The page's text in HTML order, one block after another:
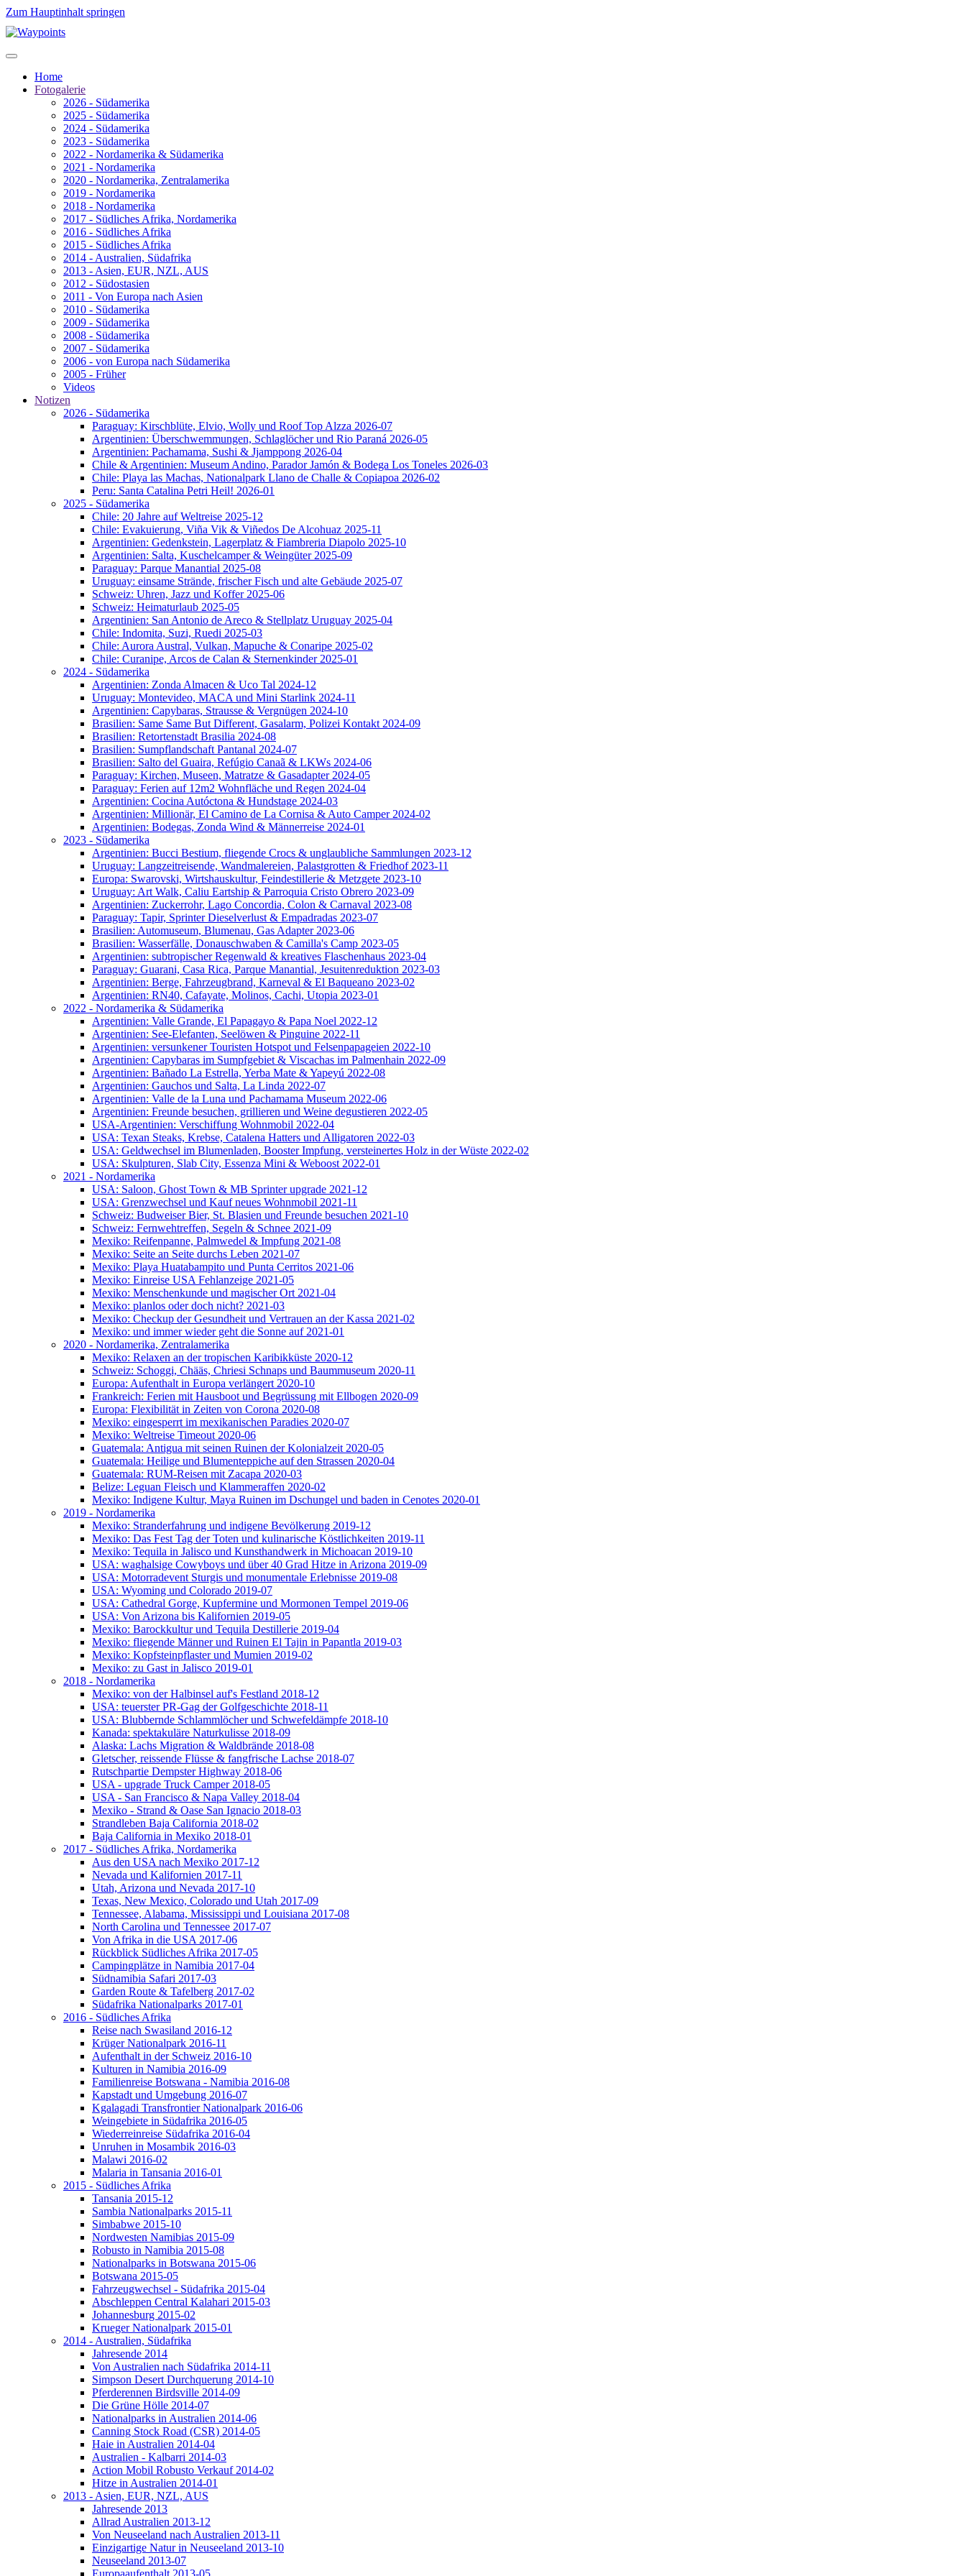
Zum Hauptinhalt springen
Home
Fotogalerie
2026 - Südamerika
2025 - Südamerika
2024 - Südamerika
2023 - Südamerika
2022 - Nordamerika & Südamerika
2021 - Nordamerika
2020 - Nordamerika, Zentralamerika
2019 - Nordamerika
2018 - Nordamerika
2017 - Südliches Afrika, Nordamerika
2016 - Südliches Afrika
2015 - Südliches Afrika
2014 - Australien, Südafrika
2013 - Asien, EUR, NZL, AUS
2012 - Südostasien
2011 - Von Europa nach Asien
2010 - Südamerika
2009 - Südamerika
2008 - Südamerika
2007 - Südamerika
2006 - von Europa nach Südamerika
2005 - Früher
Videos
Notizen
2026 - Südamerika
Paraguay: Kirschblüte, Elvio, Wolly und Roof Top Alzza 2026-07
Argentinien: Überschwemmungen, Schlaglöcher und Rio Paraná 2026-05
Argentinien: Pachamama, Sushi & Jjamppong 2026-04
Chile & Argentinien: Museum Andino, Parador Jamón & Bodega Los Toneles 2026-03
Chile: Playa las Machas, Nationalpark Llano de Challe & Copiapoa 2026-02
Peru: Santa Catalina Petri Heil! 2026-01
2025 - Südamerika
Chile: 20 Jahre auf Weltreise 2025-12
Chile: Evakuierung, Viña Vik & Viñedos De Alcohuaz 2025-11
Argentinien: Gedenkstein, Lagerplatz & Fiambreria Diapolo 2025-10
Argentinien: Salta, Kuschelcamper & Weingüter 2025-09
Paraguay: Parque Manantial 2025-08
Uruguay: einsame Strände, frischer Fisch und alte Gebäude 2025-07
Schweiz: Uhren, Jazz und Koffer 2025-06
Schweiz: Heimaturlaub 2025-05
Argentinien: San Antonio de Areco & Stellplatz Uruguay 2025-04
Chile: Indomita, Suzi, Ruedi 2025-03
Chile: Aurora Austral, Vulkan, Mapuche & Conaripe 2025-02
Chile: Curanipe, Arcos de Calan & Sternenkinder 2025-01
2024 - Südamerika
Argentinien: Zonda Almacen & Uco Tal 2024-12
Uruguay: Montevideo, MACA und Mini Starlink 2024-11
Argentinien: Capybaras, Strausse & Vergnügen 2024-10
Brasilien: Same Same But Different, Gasalarm, Polizei Kontakt 2024-09
Brasilien: Retortenstadt Brasilia 2024-08
Brasilien: Sumpflandschaft Pantanal 2024-07
Brasilien: Salto del Guaira, Refúgio Canaã & LKWs 2024-06
Paraguay: Kirchen, Museen, Matratze & Gasadapter 2024-05
Paraguay: Ferien auf 12m2 Wohnfläche und Regen 2024-04
Argentinien: Cocina Autóctona & Hundstage 2024-03
Argentinien: Millionär, El Camino de La Cornisa & Auto Camper 2024-02
Argentinien: Bodegas, Zonda Wind & Männerreise 2024-01
2023 - Südamerika
Argentinien: Bucci Bestium, fliegende Crocs & unglaubliche Sammlungen 2023-12
Uruguay: Langzeitreisende, Wandmalereien, Palastgrotten & Friedhof 2023-11
Europa: Swarovski, Wirtshauskultur, Feindestillerie & Metzgete 2023-10
Uruguay: Art Walk, Caliu Eartship & Parroquia Cristo Obrero 2023-09
Argentinien: Zuckerrohr, Lago Concordia, Colon & Carnaval 2023-08
Paraguay: Tapir, Sprinter Dieselverlust & Empadradas 2023-07
Brasilien: Automuseum, Blumenau, Gas Adapter 2023-06
Brasilien: Wasserfälle, Donauschwaben & Camilla's Camp 2023-05
Argentinien: subtropischer Regenwald & kreatives Flaschenhaus 2023-04
Paraguay: Guarani, Casa Rica, Parque Manantial, Jesuitenreduktion 2023-03
Argentinien: Berge, Fahrzeugbrand, Karneval & El Baqueano 2023-02
Argentinien: RN40, Cafayate, Molinos, Cachi, Utopia 2023-01
2022 - Nordamerika & Südamerika
Argentinien: Valle Grande, El Papagayo & Papa Noel 2022-12
Argentinien: See-Elefanten, Seelöwen & Pinguine 2022-11
Argentinien: versunkener Touristen Hotspot und Felsenpapageien 2022-10
Argentinien: Capybaras im Sumpfgebiet & Viscachas im Palmenhain 2022-09
Argentinien: Bañado La Estrella, Yerba Mate & Yapeyú 2022-08
Argentinien: Gauchos und Salta, La Linda 2022-07
Argentinien: Valle de la Luna und Pachamama Museum 2022-06
Argentinien: Freunde besuchen, grillieren und Weine degustieren 2022-05
USA-Argentinien: Verschiffung Wohnmobil 2022-04
USA: Texan Steaks, Krebse, Catalena Hatters und Alligatoren 2022-03
USA: Geldwechsel im Blumenladen, Booster Impfung, versteinertes Holz in der Wüste 2022-02
USA: Skulpturen, Slab City, Essenza Mini & Weboost 2022-01
2021 - Nordamerika
USA: Saloon, Ghost Town & MB Sprinter upgrade 2021-12
USA: Grenzwechsel und Kauf neues Wohnmobil 2021-11
Schweiz: Budweiser Bier, St. Blasien und Freunde besuchen 2021-10
Schweiz: Fernwehtreffen, Segeln & Schnee 2021-09
Mexiko: Reifenpanne, Palmwedel & Impfung 2021-08
Mexiko: Seite an Seite durchs Leben 2021-07
Mexiko: Playa Huatabampito und Punta Cerritos 2021-06
Mexiko: Einreise USA Fehlanzeige 2021-05
Mexiko: Menschenkunde und magischer Ort 2021-04
Mexiko: planlos oder doch nicht? 2021-03
Mexiko: Checkup der Gesundheit und Vertrauen an der Kassa 2021-02
Mexiko: und immer wieder geht die Sonne auf 2021-01
2020 - Nordamerika, Zentralamerika
Mexiko: Relaxen an der tropischen Karibikküste 2020-12
Schweiz: Schoggi, Chääs, Chriesi Schnaps und Baummuseum 2020-11
Europa: Aufenthalt in Europa verlängert 2020-10
Frankreich: Ferien mit Hausboot und Begrüssung mit Ellbogen 2020-09
Europa: Flexibilität in Zeiten von Corona 2020-08
Mexiko: eingesperrt im mexikanischen Paradies 2020-07
Mexiko: Weltreise Timeout 2020-06
Guatemala: Antigua mit seinen Ruinen der Kolonialzeit 2020-05
Guatemala: Heilige und Blumenteppiche auf den Strassen 2020-04
Guatemala: RUM-Reisen mit Zacapa 2020-03
Belize: Leguan Fleisch und Klammeraffen 2020-02
Mexiko: Indigene Kultur, Maya Ruinen im Dschungel und baden in Cenotes 2020-01
2019 - Nordamerika
Mexiko: Stranderfahrung und indigene Bevölkerung 2019-12
Mexiko: Das Fest Tag der Toten und kulinarische Köstlichkeiten 2019-11
Mexiko: Tequila in Jalisco und Kunsthandwerk in Michoacan 2019-10
USA: waghalsige Cowyboys und über 40 Grad Hitze in Arizona 2019-09
USA: Motorradevent Sturgis und monumentale Erlebnisse 2019-08
USA: Wyoming und Colorado 2019-07
USA: Cathedral Gorge, Kupfermine und Mormonen Tempel 2019-06
USA: Von Arizona bis Kalifornien 2019-05
Mexiko: Barockkultur und Tequila Destillerie 2019-04
Mexiko: fliegende Männer und Ruinen El Tajin in Papantla 2019-03
Mexiko: Kopfsteinpflaster und Mumien 2019-02
Mexiko: zu Gast in Jalisco 2019-01
2018 - Nordamerika
Mexiko: von der Halbinsel auf's Festland 2018-12
USA: teuerster PR-Gag der Golfgeschichte 2018-11
USA: Blubbernde Schlammlöcher und Schwefeldämpfe 2018-10
Kanada: spektakuläre Naturkulisse 2018-09
Alaska: Lachs Migration & Waldbrände 2018-08
Gletscher, reissende Flüsse & fangfrische Lachse 2018-07
Rutschpartie Dempster Highway 2018-06
USA - upgrade Truck Camper 2018-05
USA - San Francisco & Napa Valley 2018-04
Mexiko - Strand & Oase San Ignacio 2018-03
Strandleben Baja California 2018-02
Baja California in Mexiko 2018-01
2017 - Südliches Afrika, Nordamerika
Aus den USA nach Mexiko 2017-12
Nevada und Kalifornien 2017-11
Utah, Arizona und Nevada 2017-10
Texas, New Mexico, Colorado und Utah 2017-09
Tennessee, Alabama, Mississippi und Louisiana 2017-08
North Carolina und Tennessee 2017-07
Von Afrika in die USA 2017-06
Rückblick Südliches Afrika 2017-05
Campingplätze in Namibia 2017-04
Südnamibia Safari 2017-03
Garden Route & Tafelberg 2017-02
Südafrika Nationalparks 2017-01
2016 - Südliches Afrika
Reise nach Swasiland 2016-12
Krüger Nationalpark 2016-11
Aufenthalt in der Schweiz 2016-10
Kulturen in Namibia 2016-09
Familienreise Botswana - Namibia 2016-08
Kapstadt und Umgebung 2016-07
Kgalagadi Transfrontier Nationalpark 2016-06
Weingebiete in Südafrika 2016-05
Wiederreinreise Südafrika 2016-04
Unruhen in Mosambik 2016-03
Malawi 2016-02
Malaria in Tansania 2016-01
2015 - Südliches Afrika
Tansania 2015-12
Sambia Nationalparks 2015-11
Simbabwe 2015-10
Nordwesten Namibias 2015-09
Robusto in Namibia 2015-08
Nationalparks in Botswana 2015-06
Botswana 2015-05
Fahrzeugwechsel - Südafrika 2015-04
Abschleppen Central Kalahari 2015-03
Johannesburg 2015-02
Krueger Nationalpark 2015-01
2014 - Australien, Südafrika
Jahresende 2014
Von Australien nach Südafrika 2014-11
Simpson Desert Durchquerung 2014-10
Pferderennen Birdsville 2014-09
Die Grüne Hölle 2014-07
Nationalparks in Australien 2014-06
Canning Stock Road (CSR) 2014-05
Haie in Australien 2014-04
Australien - Kalbarri 2014-03
Action Mobil Robusto Verkauf 2014-02
Hitze in Australien 2014-01
2013 - Asien, EUR, NZL, AUS
Jahresende 2013
Allrad Australien 2013-12
Von Neuseeland nach Australien 2013-11
Einzigartige Natur in Neuseeland 2013-10
Neuseeland 2013-07
Europaaufenthalt 2013-05